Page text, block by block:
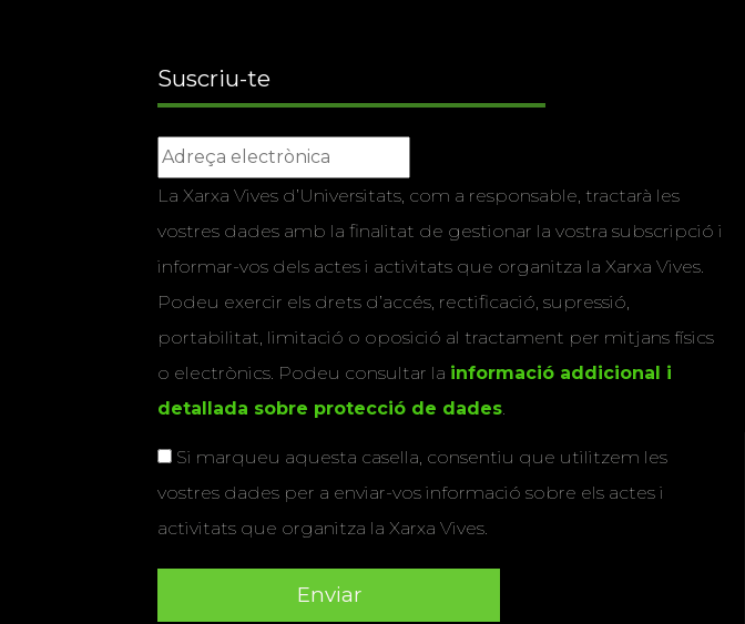
Suscriu-te
La Xarxa Vives d’Universitats, com a responsable, tractarà les
vostres dades amb la finalitat de gestionar la vostra subscripció i
informar-vos dels actes i activitats que organitza la Xarxa Vives.
Podeu exercir els drets d’accés, rectificació, supressió,
portabilitat, limitació o oposició al tractament per mitjans físics
o electrònics. Podeu consultar la informació addicional i
detallada sobre protecció de dades
Si marqueu aquesta casella, consentiu que utilitzem les
vostres dades per a enviar-vos informació sobre els actes i
activitats que organitza la Xarxa Vives.